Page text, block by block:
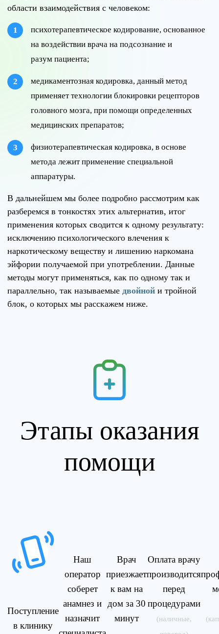
области взаимодействия с человеком:
психотерапевтическое кодирование, основанное
на воздействии врача на подсознание и
разум пациента;
медикаментозная кодировка, данный метод
применяет технологии блокировки рецепторов
головного мозга, при помощи определенных
медицинских препаратов;
физиотерапевтическая кодировка, в основе
метода лежит применение специальной
аппаратуры.
В дальнейшем мы более подробно рассмотрим как
разберемся в тонкостях этих альтернатив, итог
применения которых сводится к одному результату:
исключению психологического влечения к
наркотическому веществу и лишению наркомана
эйфории получаемой при употреблении. Данные
методы могут применяться, как по одному так и
параллельно, так называемые двойной и тройной
блок, о которых мы расскажем ниже.
Этапы оказания
помощи
Поступление
в клинику
Наш
оператор
соберет
анамнез и
назначит
Врач
приезжает
к вам на
дом за 30
минут
Оплата врачу
производится
перед
процедурами
(наличные,